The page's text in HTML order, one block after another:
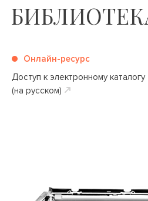
Онлайн-ресурс
Доступ к электронному каталогу
(на русском)